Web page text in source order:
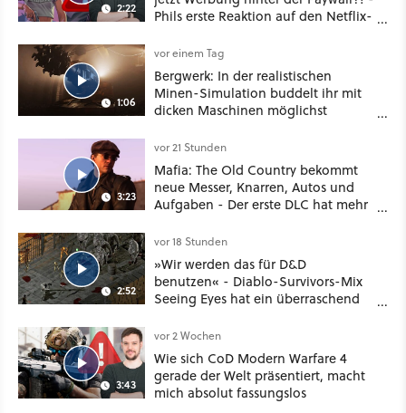
2:22
Phils erste Reaktion auf den Netflix-
1:06
vor einem Tag
Bergwerk: In der realistischen
Minen-Simulation buddelt ihr mit
dicken Maschinen möglichst
3:23
vor 21 Stunden
Mafia: The Old Country bekommt
neue Messer, Knarren, Autos und
Aufgaben - Der erste DLC hat mehr
2:52
vor 18 Stunden
»Wir werden das für D&D
benutzen« - Diablo-Survivors-Mix
Seeing Eyes hat ein überraschend
3:43
vor 2 Wochen
Wie sich CoD Modern Warfare 4
gerade der Welt präsentiert, macht
mich absolut fassungslos